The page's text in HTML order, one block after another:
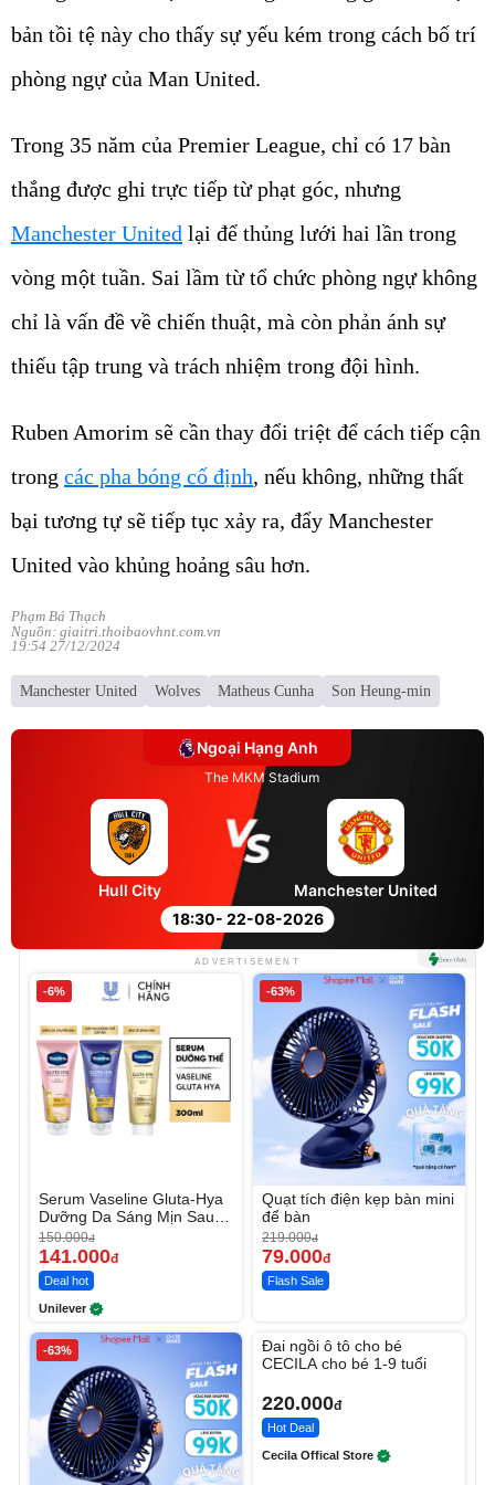
bản tồi tệ này cho thấy sự yếu kém trong cách bố trí
phòng ngự của Man United.
Trong 35 năm của Premier League, chỉ có 17 bàn
thắng được ghi trực tiếp từ phạt góc, nhưng
Manchester United lại để thủng lưới hai lần trong
vòng một tuần. Sai lầm từ tổ chức phòng ngự không
chỉ là vấn đề về chiến thuật, mà còn phản ánh sự
thiếu tập trung và trách nhiệm trong đội hình.
Ruben Amorim sẽ cần thay đổi triệt để cách tiếp cận
trong các pha bóng cố định, nếu không, những thất
bại tương tự sẽ tiếp tục xảy ra, đẩy Manchester
United vào khủng hoảng sâu hơn.
Phạm Bá Thạch
Nguồn: giaitri.thoibaovhnt.com.vn
19:54 27/12/2024
Manchester United Wolves Matheus Cunha Son Heung-min
Ngoại Hạng Anh
The MKM Stadium
18:30- 22-08-2026
Hull City Manchester United
ADVERTISEMENT
-6%
Serum Vaseline Gluta-Hya
Dưỡng Da Sáng Mịn Sau 7
Ngày
150.000đ
141.000đ
Deal hot
Unilever
-63%
Quạt tích điện kẹp bàn mini
để bàn
219.000đ
79.000đ
Flash Sale
-63%
Player
is
loading.
Đai ngồi ô tô cho bé
CECILA cho bé 1-9 tuổi
220.000đ
Hot Deal
Cecila Offical Store